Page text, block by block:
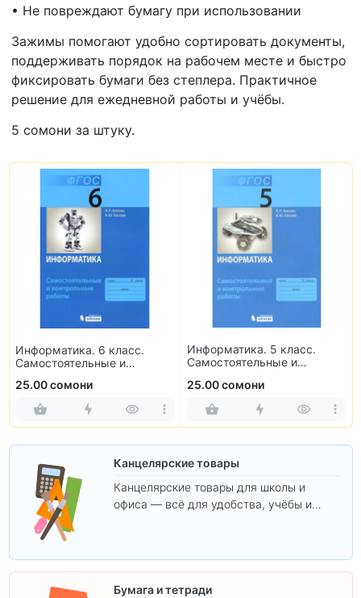
• Не повреждают бумагу при использовании
Зажимы помогают удобно сортировать документы,
поддерживать порядок на рабочем месте и быстро
фиксировать бумаги без степлера. Практичное
решение для ежедневной работы и учёбы.
5 сомони за штуку.
Информатика. 6 класс.
Самостоятельные и
25.00 сомони
Информатика. 5 класс.
Самостоятельные и
25.00 сомони
Канцелярские товары
Канцелярские товары для школы и
офиса — всё для удобства, учёбы и
Бумага и тетради